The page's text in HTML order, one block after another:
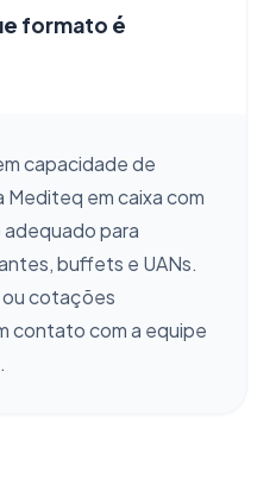
formato é
capacidade de
Mediteq em caixa com
para
buffets e UANs.
ou cotações
contato com a equipe